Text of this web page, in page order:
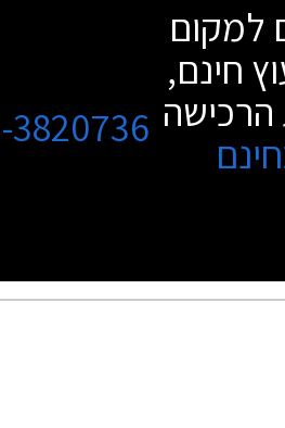
למקום
חינם,
הרכישה 3820736